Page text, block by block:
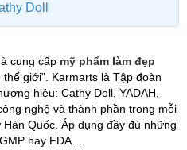
Doll
cung cấp mỹ phẩm làm đẹp
giới”. Karmarts là Tập đoàn
hiệu: Cathy Doll, YADAH,
nghệ và thành phần trong mỗi
Quốc. Áp dụng đầy đủ những
hay FDA…